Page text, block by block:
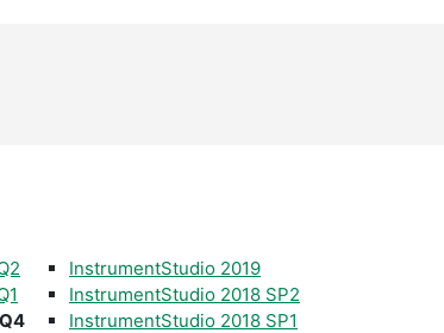
InstrumentStudio 2019
InstrumentStudio 2018 SP2
InstrumentStudio 2018 SP1